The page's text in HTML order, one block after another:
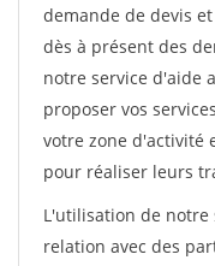
demande de devis
dès à présent des
notre service d'aide
proposer vos
votre zone d'activité
pour réaliser leurs
L'utilisation de notre
relation avec des